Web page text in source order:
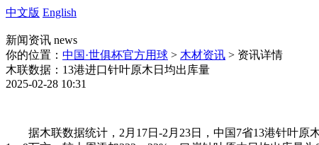
中文版 English
新闻资讯 news
你的位置： 中国·世俱杯官方用球 > 木材资讯 > 资讯详情
木联数据：13港进口针叶原木日均出库量
2025-02-28 10:31
据木联数据统计，2月17日-2月23日，中国7省13港针叶原